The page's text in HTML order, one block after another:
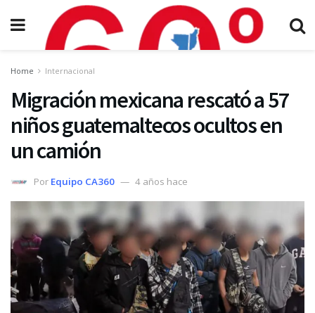
Home Internacional
Migración mexicana rescató a 57
niños guatemaltecos ocultos en
un camión
Por Equipo CA360 4 años hace